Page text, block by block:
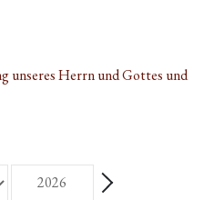
unseres Herrn und Gottes und
Weiter - Monat